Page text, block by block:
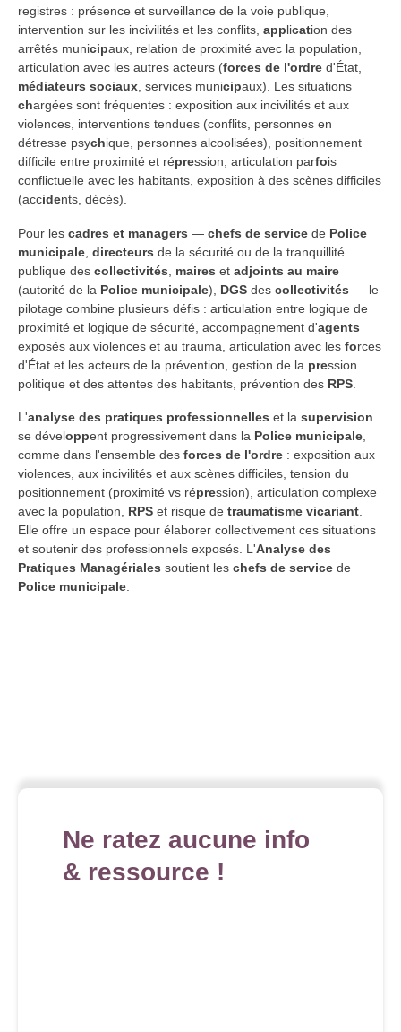
registres : présence et surveillance de la voie publique,
intervention sur les incivilités et les conflits, application des
arrêtés municipaux, relation de proximité avec la population,
articulation avec les autres acteurs (forces de l'ordre d'État,
médiateurs sociaux , services municipaux). Les situations
chargées sont fréquentes : exposition aux incivilités et aux
violences, interventions tendues (conflits, personnes en
détresse psychique, personnes alcoolisées), positionnement
difficile entre proximité et répression, articulation parfois
conflictuelle avec les habitants, exposition à des scènes difficiles
(accidents, décès).
Pour les cadres et managers — chefs de service de Police
municipale directeurs de la sécurité ou de la tranquillité
publique des collectivités maires et adjoints au maire
(autorité de la Police municipale), DGS des collectivités — le
pilotage combine plusieurs défis : articulation entre logique de
proximité et logique de sécurité, accompagnement d'agents
exposés aux violences et au trauma, articulation avec les forces
d'État et les acteurs de la prévention, gestion de la pression
politique et des attentes des habitants, prévention des RPS
L'analyse des pratiques professionnelles et la supervision
se développent progressivement dans la Police municipale,
comme dans l'ensemble des forces de l'ordre : exposition aux
violences, aux incivilités et aux scènes difficiles, tension du
positionnement (proximité vs répression), articulation complexe
avec la population, RPS et risque de traumatisme vicariant.
Elle offre un espace pour élaborer collectivement ces situations
et soutenir des professionnels exposés. L'Analyse des
Pratiques Managériales soutient les chefs de service de
Police municipale.
Ne ratez aucune info
& ressource !